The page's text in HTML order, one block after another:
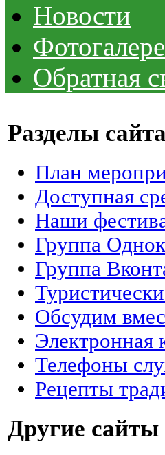
Новости
Обратная
Разделы сайта
План
Доступная
Наши
Группа
Группа
Обсудим
Электронная
Телефоны
Рецепты
Другие сайты